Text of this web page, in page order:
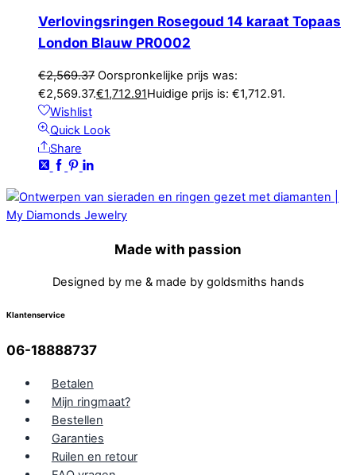
Verlovingsringen Rosegoud 14 karaat Topaas
London Blauw PR0002
€2,569.37 Oorspronkelijke prijs was:
€2,569.37.€1,712.91Huidige prijs is: €1,712.91.
Wishlist
Quick Look
Share
Made with passion
Designed by me & made by goldsmiths hands
Klantenservice
06-18888737
Betalen
Mijn ringmaat?
Bestellen
Garanties
Ruilen en retour